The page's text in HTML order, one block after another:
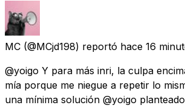
MC (@MCjd198) reportó hace 16
@yoigo Y para más inri, la culpa
mía porque me niegue a repetir lo
una mínima solución @yoigo